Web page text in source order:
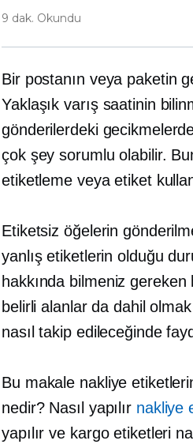
9 dak. Okundu
Bir postanın veya paketin
Yaklaşık varış saatinin
gönderilerdeki
çok şey sorumlu olabilir.
etiketleme veya etiket
Etiketsiz öğelerin
yanlış etiketlerin olduğu
hakkında bilmeniz
belirli alanlar da dahil
nasıl takip edileceğinde
Bu makale nakliye
nedir? Nasıl yapılır nakliye
yapılır ve kargo etiketleri